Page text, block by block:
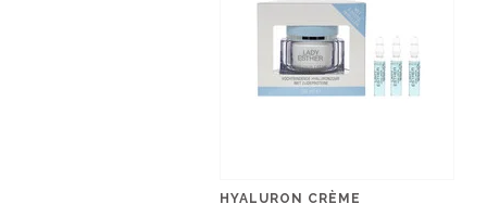
HYALURON CRÈME